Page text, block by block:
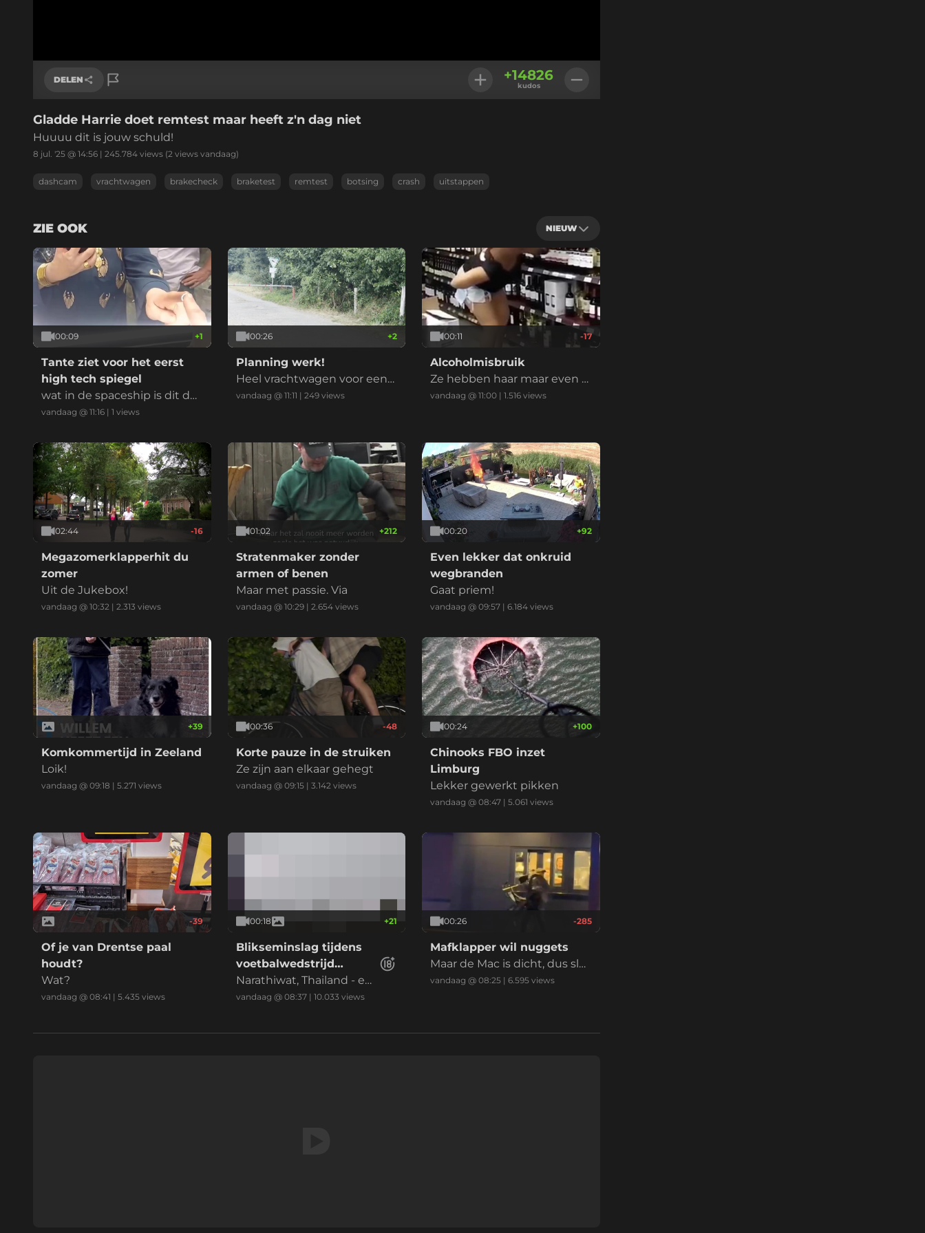
DELEN
Link kopiëren
+14826
kudos
Gladde Harrie doet remtest maar heeft z'n dag niet
Huuuu dit is jouw schuld!
8 jul. '25 @ 14:56 | 245.784 views (2 views vandaag)
dashcam vrachtwagen brakecheck braketest remtest botsing crash uitstappen
ZIE OOK NIEUW
00:09 +1
Tante ziet voor het eerst
high tech spiegel
wat in de spaceship is dit da
n?!
vandaag @ 11:16 | 1 views
00:26 +2
Planning werk!
Heel vrachtwagen voor een
pallet
vandaag @ 11:11 | 249views
00:11 -17
Alcoholmisbruik
Ze hebben haar maar even o
nherkenbaar gemaakt.
vandaag @ 11:00 |1.516 views
02:44 -16
Megazomerklapperhit du
zomer
Uit de Jukebox!
vandaag @ 10:32 | 2.313 views
01:02 +212
Stratenmaker zonder
armen of benen
Maar met passie. Via
vandaag @ 10:29| 2.654views
00:20 +92
Even lekker dat onkruid
wegbranden
Gaat priem!
vandaag @ 09:57 |6.184 views
+39
Komkommertijd in Zeeland
Loik!
vandaag @ 09:18 | 5.271 views
00:36 -48
Korte pauze in de struiken
Ze zijn aan elkaar gehegt
vandaag @ 09:15| 3.142 views
00:24 +100
Chinooks FBO inzet
Limburg
Lekker gewerkt pikken
vandaag @ 08:47 |5.061 views
-39
Of je van Drentse paal
houdt?
Wat?
vandaag @ 08:41 | 5.435 views
00:18 +21
Blikseminslag tijdens
voetbalwedstrijd
Thailand
Narathiwat, Thailand - ee
n 24 jarige voetballer over
raken gewond.
vandaag @ 08:37| 10.033 views
00:26 -285
Mafklapper wil nuggets
Maar de Mac is dicht, dus slaa
t ie de hele bende aan puin
vandaag @ 08:25 |6.595 views